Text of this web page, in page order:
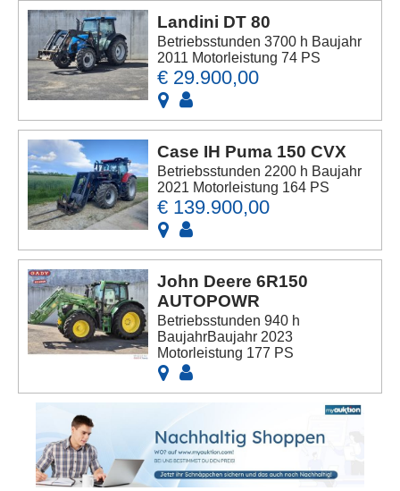
Landini DT 80
Betriebsstunden 3700 h Baujahr
2011 Motorleistung 74 PS
€ 29.900,00
Case IH Puma 150 CVX
Betriebsstunden 2200 h Baujahr
2021 Motorleistung 164 PS
€ 139.900,00
John Deere 6R150
AUTOPOWR
Betriebsstunden 940 h
BaujahrBaujahr 2023
Motorleistung 177 PS